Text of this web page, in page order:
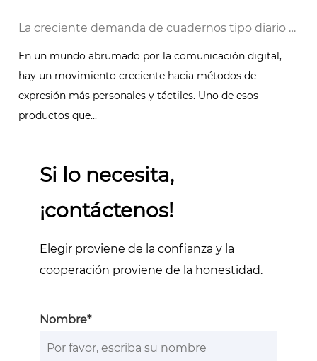
La creciente demanda de cuadernos tipo diario encuadernados en cuero personalizados: una tendencia atemporal
En un mundo abrumado por la comunicación digital,
hay un movimiento creciente hacia métodos de
expresión más personales y táctiles. Uno de esos
productos que...
Si lo necesita,
¡contáctenos!
Elegir proviene de la confianza y la
cooperación proviene de la honestidad.
Nombre*